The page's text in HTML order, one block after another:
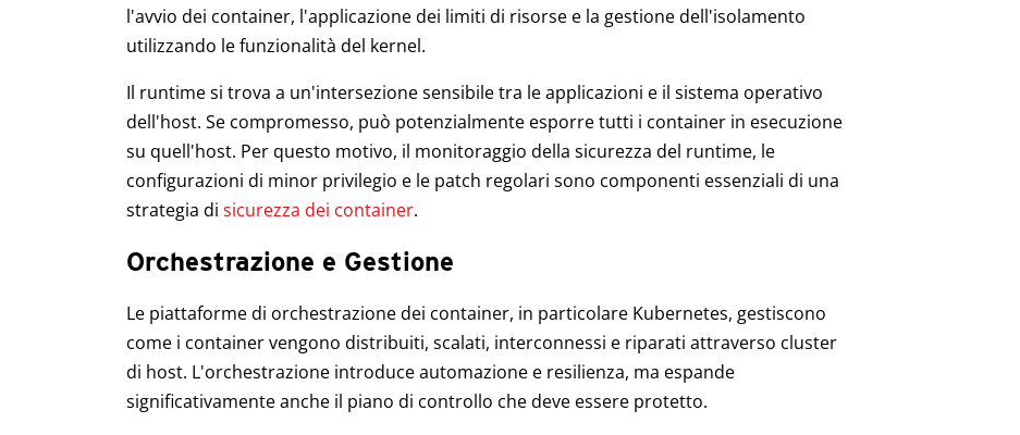
l'avvio dei container, l'applicazione dei limiti di risorse e la gestione dell'isolamento
utilizzando le funzionalità del kernel.
Il runtime si trova a un'intersezione sensibile tra le applicazioni e il sistema operativo
dell'host. Se compromesso, può potenzialmente esporre tutti i container in esecuzione
su quell'host. Per questo motivo, il monitoraggio della sicurezza del runtime, le
configurazioni di minor privilegio e le patch regolari sono componenti essenziali di una
strategia di sicurezza dei container.
Orchestrazione e Gestione
Le piattaforme di orchestrazione dei container, in particolare Kubernetes, gestiscono
come i container vengono distribuiti, scalati, interconnessi e riparati attraverso cluster
di host. L'orchestrazione introduce automazione e resilienza, ma espande
significativamente anche il piano di controllo che deve essere protetto.